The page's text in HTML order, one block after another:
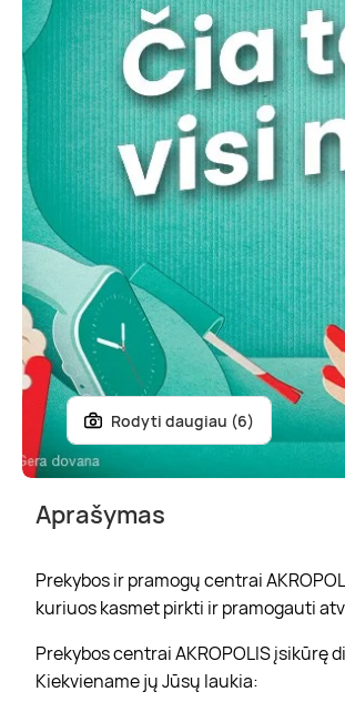
Rodyti daugiau (6)
Aprašymas
Prekybos ir pramogų centrai
kuriuos kasmet pirkti ir pramogauti
Prekybos centrai AKROPOLIS
Kiekviename jų Jūsų laukia: